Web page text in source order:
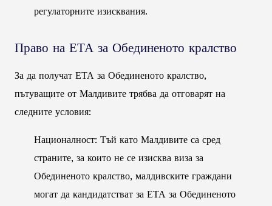
регулаторните изисквания.
Право на ЕТА за Обединеното кралство
За да получат ЕТА за Обединеното кралство,
пътуващите от Малдивите трябва да отговарят на
следните условия:
Националност: Тъй като Малдивите са сред
страните, за които не се изисква виза за
Обединеното кралство, малдивските граждани
могат да кандидатстват за ЕТА за Обединеното